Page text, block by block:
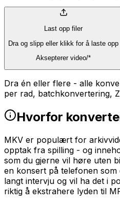
Last opp filer
Dra og slipp eller klikk for å laste opp
Aksepterer video/*
Dra én eller flere - alle
per rad, batchkonvertering,
Hvorfor
MKV er populært for
opptak fra spilling - og
som du gjerne vil høre uten
en konsert på telefonen
langt intervju og vil ha det i
riktig å ekstrahere lyden til